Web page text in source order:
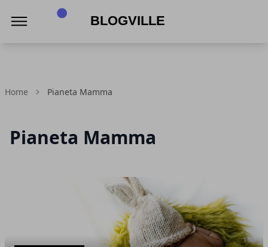
Home Pianeta Mamma
Pianeta Mamma